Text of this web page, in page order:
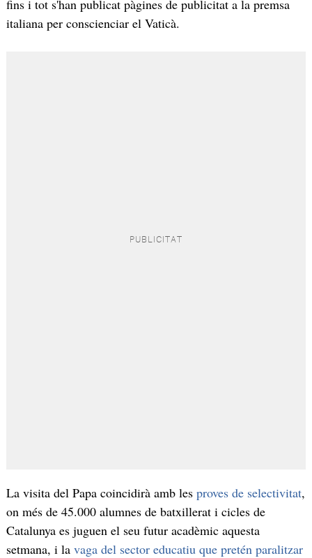
fins i tot s'han publicat pàgines de publicitat a la premsa
italiana per conscienciar el Vaticà.
La visita del Papa coincidirà amb les proves de selectivitat,
on més de 45.000 alumnes de batxillerat i cicles de
Catalunya es juguen el seu futur acadèmic aquesta
setmana, i la vaga del sector educatiu que pretén paralitzar